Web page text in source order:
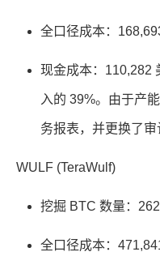
全口径成本：
现金成本：110,282
入的 39%。由于产
务报表，并更换了审
WULF (TeraWulf)
挖掘 BTC 数量：262
全口径成本：